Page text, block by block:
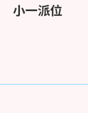
小一派位